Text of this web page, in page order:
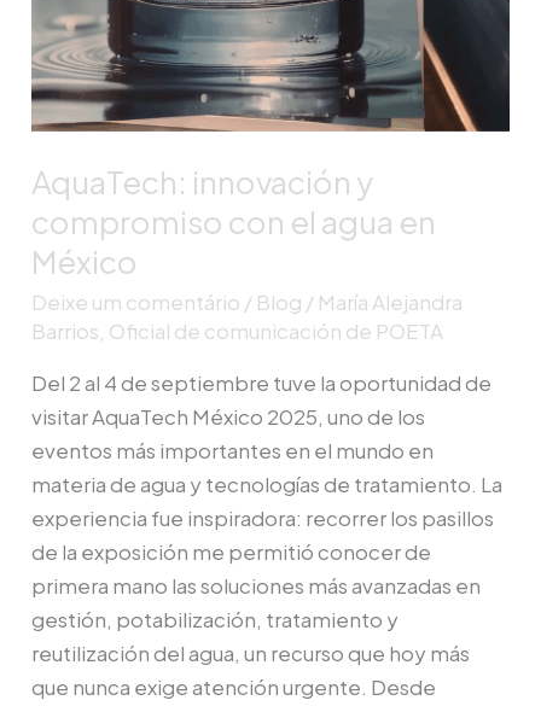
AquaTech: innovación y
compromiso con el agua en
México
Deixe um comentário / Blog / María Alejandra
Barrios, Oficial de comunicación de POETA
Del 2 al 4 de septiembre tuve la oportunidad de
visitar AquaTech México 2025, uno de los
eventos más importantes en el mundo en
materia de agua y tecnologías de tratamiento. La
experiencia fue inspiradora: recorrer los pasillos
de la exposición me permitió conocer de
primera mano las soluciones más avanzadas en
gestión, potabilización, tratamiento y
reutilización del agua, un recurso que hoy más
que nunca exige atención urgente. Desde